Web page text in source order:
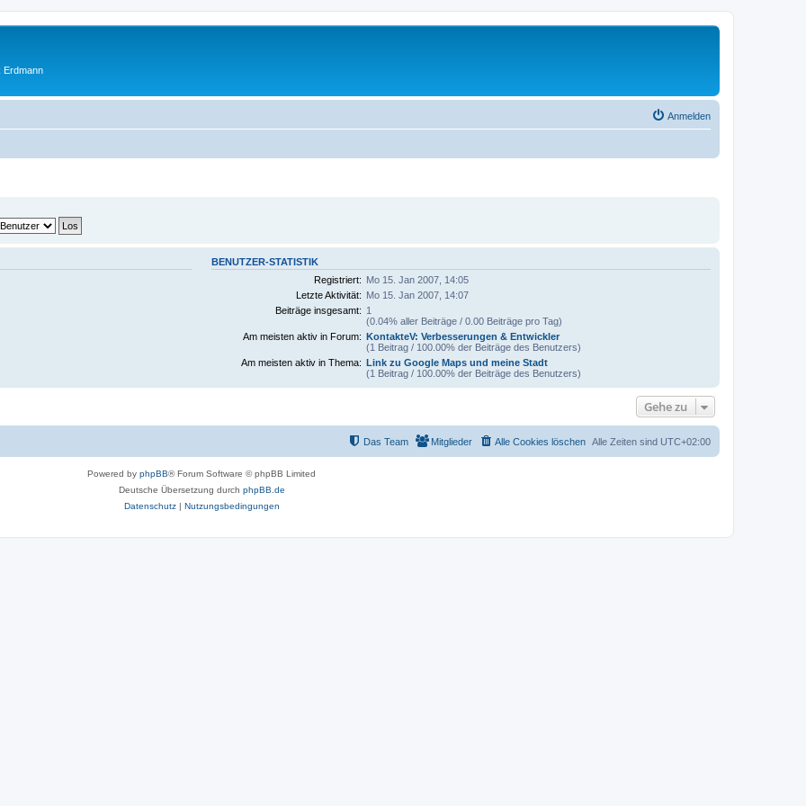
Erdmann
Anmelden
BENUTZER-STATISTIK
Registriert: Mo 15. Jan 2007, 14:05
Letzte Aktivität: Mo 15. Jan 2007, 14:07
Beiträge insgesamt: 1
(0.04% aller Beiträge / 0.00 Beiträge pro Tag)
Am meisten aktiv in Forum: KontakteV: Verbesserungen & Entwickler
(1 Beitrag / 100.00% der Beiträge des Benutzers)
Am meisten aktiv in Thema: Link zu Google Maps und meine Stadt
(1 Beitrag / 100.00% der Beiträge des Benutzers)
Gehe zu
Alle Zeiten sind UTC+02:00
Alle Cookies löschen
Mitglieder
Das Team
Powered by phpBB® Forum Software © phpBB Limited
Deutsche Übersetzung durch phpBB.de
Datenschutz| Nutzungsbedingungen